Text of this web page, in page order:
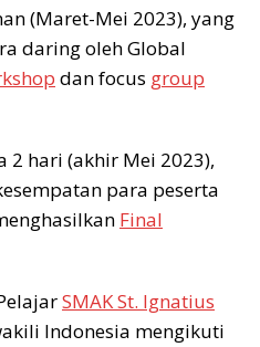
(Maret-Mei 2023), yang
daring oleh Global
dan focus group
2 hari (akhir Mei 2023),
para peserta
Final
SMAK St. Ignatius
Indonesia mengikuti